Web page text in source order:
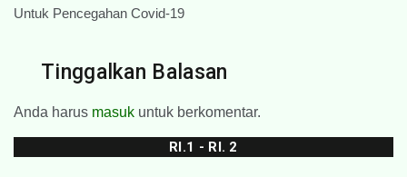
Untuk Pencegahan Covid-19
Tinggalkan Balasan
Anda harus masuk untuk berkomentar.
RI.1 - RI. 2